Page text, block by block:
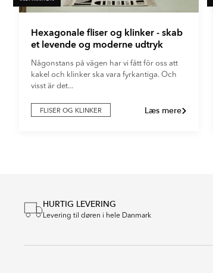
Hexagonale fliser og klinker - skab
et levende og moderne udtryk
Någonstans på vägen har vi fått för oss att
kakel och klinker ska vara fyrkantiga. Och
visst är det...
FLISER OG KLINKER Læs mere
HURTIG LEVERING
Levering til døren i hele Danmark